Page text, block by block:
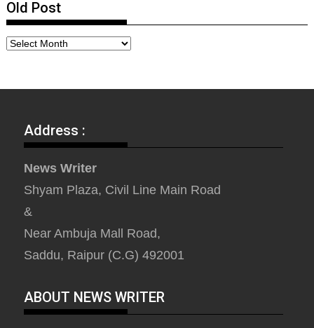
Old Post
Address :
News Writer
Shyam Plaza, Civil Line Main Road
&
Near Ambuja Mall Road,
Saddu, Raipur (C.G) 492001
ABOUT NEWS WRITER